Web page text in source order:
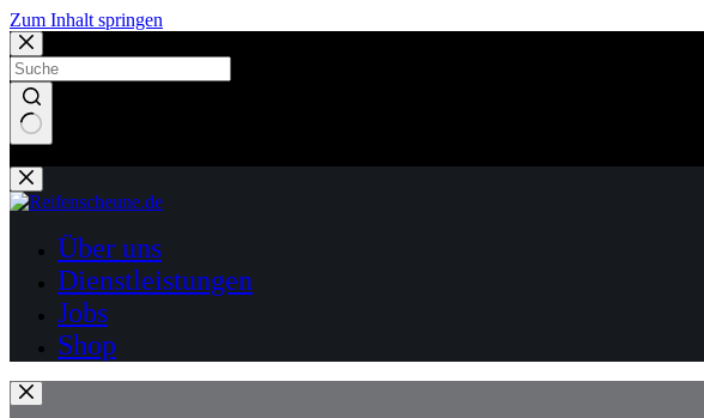
Zum Inhalt springen
Über uns
Dienstleistungen
Jobs
Shop